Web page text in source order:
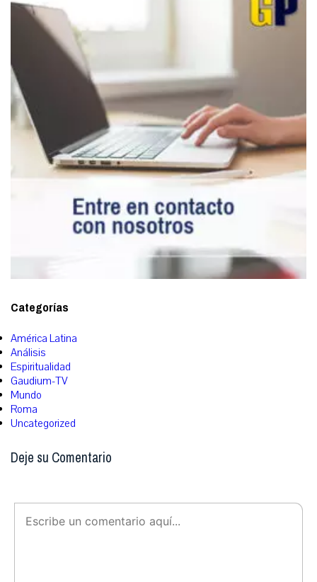
Categorías
América Latina
Análisis
Espiritualidad
Gaudium-TV
Mundo
Roma
Uncategorized
Deje su Comentario